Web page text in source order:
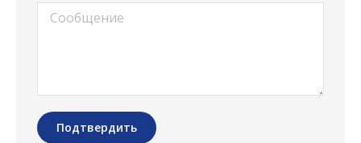
Сообщение
Подтвердить